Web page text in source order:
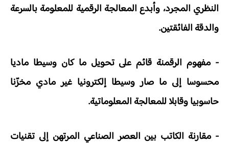
النظري المجرد، وأبدع المعالجة الرقمية للمعلومة بالسرعة
والدقة الفائقتين.
- مفهوم الرقمنة قائم على تحويل ما كان وسيطا ماديا
محسوسا إلى ما صار وسيطا إلكترونيا غير مادي مخزّنا
حاسوبيا وقابلا للمعالجة المعلوماتية.
- مقارنة الكاتب بين العصر الصناعي المرتهن إلى تقنيات